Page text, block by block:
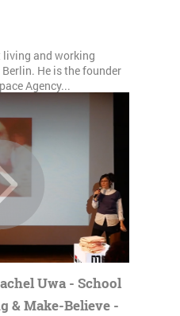
and working
He is the founder
Agency...
Uwa - School
& Make-Believe -